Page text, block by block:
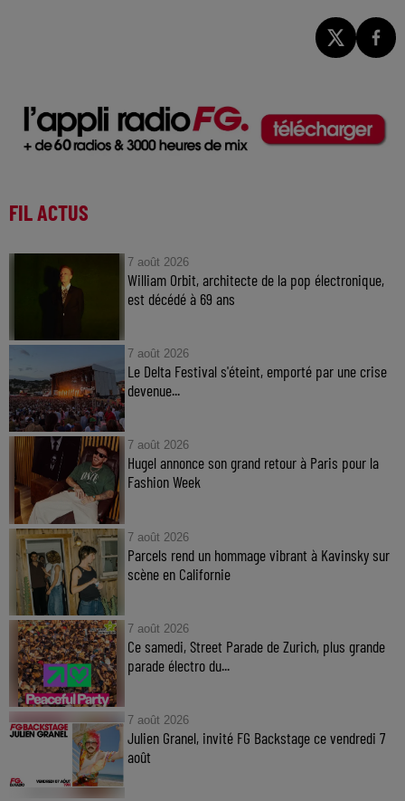
FIL ACTUS
7 août 2026
William Orbit, architecte de la pop électronique,
est décédé à 69 ans
7 août 2026
Le Delta Festival s'éteint, emporté par une crise
devenue...
7 août 2026
Hugel annonce son grand retour à Paris pour la
Fashion Week
7 août 2026
Parcels rend un hommage vibrant à Kavinsky sur
scène en Californie
7 août 2026
Ce samedi, Street Parade de Zurich, plus grande
parade électro du...
7 août 2026
Julien Granel, invité FG Backstage ce vendredi 7
août